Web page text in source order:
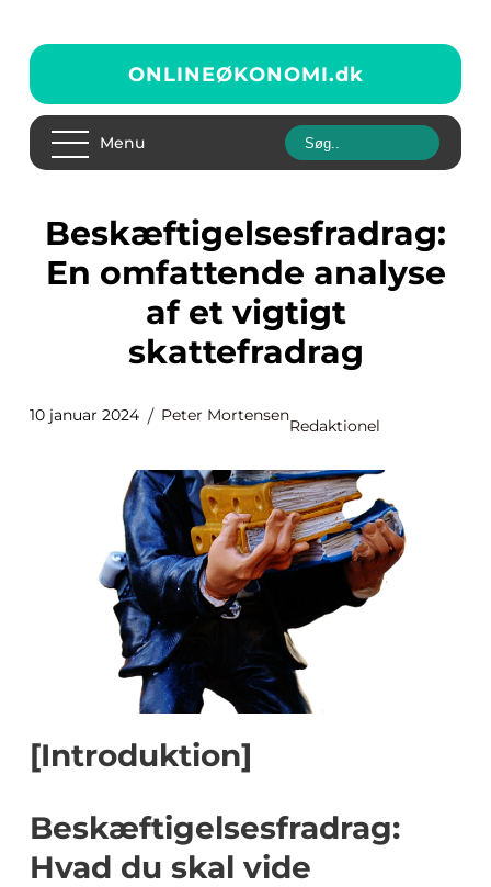
ONLINEØKONOMI.dk
Menu
Beskæftigelsesfradrag:
En omfattende analyse
af et vigtigt
skattefradrag
10 januar 2024 Peter Mortensen
Redaktionel
[Introduktion]
Beskæftigelsesfradrag:
Hvad du skal vide